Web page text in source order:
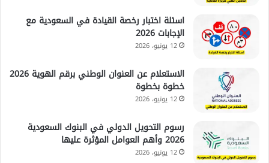
اسئلة اختبار رخصة القيادة في السعودية مع
الإجابات 2026
12 يونيو، 2026
الاستعلام عن العنوان الوطني برقم الهوية 2026
خطوة بخطوة
12 يونيو، 2026
رسوم التحويل الدولي في البنوك السعودية
2026 وأهم العوامل المؤثرة عليها
12 يونيو، 2026